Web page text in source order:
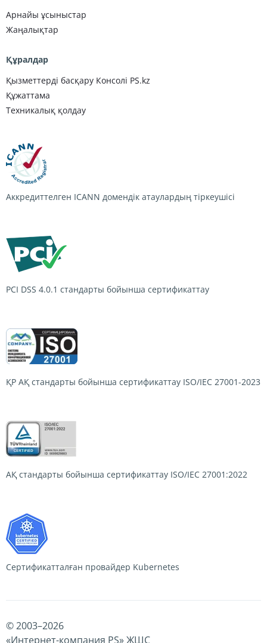
Арнайы ұсыныстар
Жаңалықтар
Құралдар
Қызметтерді басқару Консолі PS.kz
Құжаттама
Техникалық қолдау
Аккредиттелген ICANN домендік атаулардың тіркеушісі
PCI DSS 4.0.1 стандарты бойынша сертификаттау
ҚР АҚ стандарты бойынша сертификаттау ISO/IEC 27001-2023
АҚ стандарты бойынша сертификаттау ISO/IEC 27001:2022
Сертификатталған провайдер Kubernetes
© 2003–2026
«Интернет-компания PS» ЖШС